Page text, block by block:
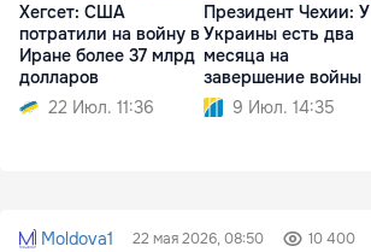
Хегсет: США
потратили на войну в
Иране более 37 млрд
долларов
22 Июл. 11:36
Президент Чехии: У
Украины есть два
месяца на
завершение войны
9 Июл. 14:35
Moldova1 22 мая 2026, 08:50 10 400